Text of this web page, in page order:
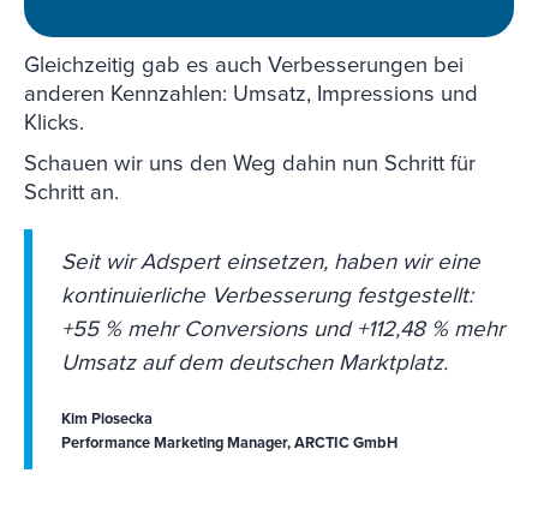
Gleichzeitig gab es auch Verbesserungen bei
anderen Kennzahlen: Umsatz, Impressions und
Klicks.
Schauen wir uns den Weg dahin nun Schritt für
Schritt an.
Seit wir Adspert einsetzen, haben wir eine
kontinuierliche Verbesserung festgestellt:
+55 % mehr Conversions und +112,48 % mehr
Umsatz auf dem deutschen Marktplatz.
Kim Piosecka
Performance Marketing Manager, ARCTIC GmbH